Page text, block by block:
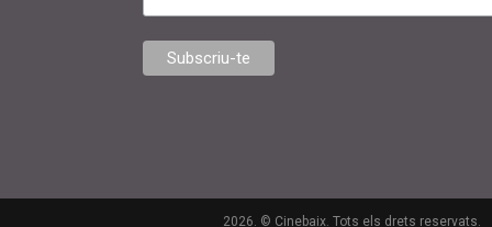
2026. © Cinebaix. Tots els drets reservats.